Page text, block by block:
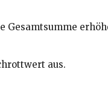
Gesamtsumme
aus.